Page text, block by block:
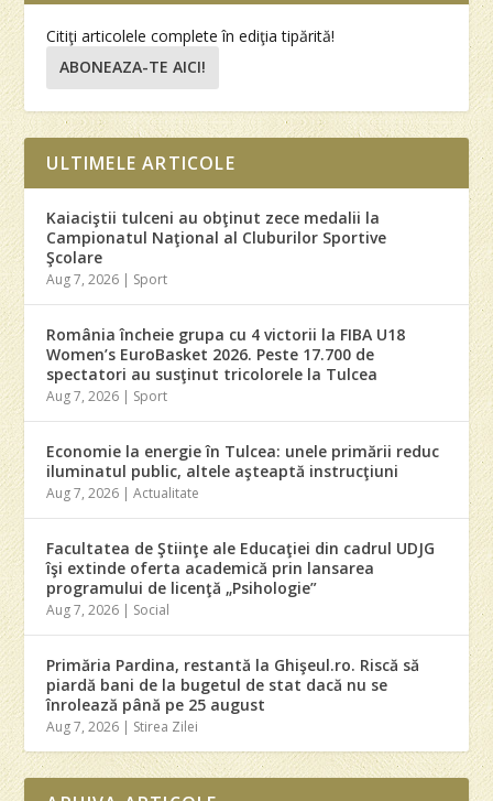
Citiţi articolele complete în ediţia tipărită!
ABONEAZA-TE AICI!
ULTIMELE ARTICOLE
Kaiaciştii tulceni au obţinut zece medalii la
Campionatul Naţional al Cluburilor Sportive
Şcolare
Aug 7, 2026 | Sport
România încheie grupa cu 4 victorii la FIBA U18
Women’s EuroBasket 2026. Peste 17.700 de
spectatori au susţinut tricolorele la Tulcea
Aug 7, 2026 | Sport
Economie la energie în Tulcea: unele primării reduc
iluminatul public, altele aşteaptă instrucţiuni
Aug 7, 2026 |Actualitate
Facultatea de Ştiinţe ale Educaţiei din cadrul UDJG
îşi extinde oferta academică prin lansarea
programului de licenţă „Psihologie”
Aug 7, 2026 | Social
Primăria Pardina, restantă la Ghişeul.ro. Riscă să
piardă bani de la bugetul de stat dacă nu se
înrolează până pe 25 august
Aug 7, 2026 | Stirea Zilei